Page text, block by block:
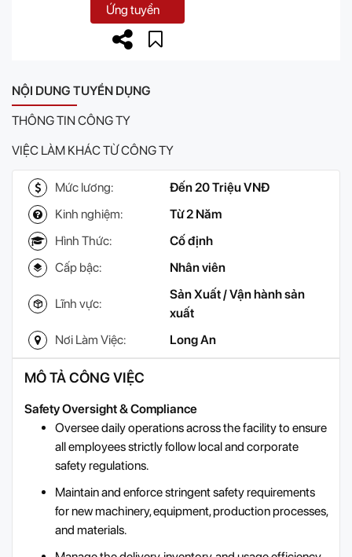
Ứng tuyển
NỘI DUNG TUYỂN DỤNG
THÔNG TIN CÔNG TY
VIỆC LÀM KHÁC TỪ CÔNG TY
Mức lương:
Đến 20 Triệu VNĐ
Kinh nghiệm:
Từ 2 Năm
Hình Thức:
Cố định
Cấp bậc:
Nhân viên
Lĩnh vực:
Sản Xuất / Vận hành sản
xuất
Nơi Làm Việc:
Long An
MÔ TẢ CÔNG VIỆC
Safety Oversight & Compliance
Oversee daily operations across the facility to ensure
all employees strictly follow local and corporate
safety regulations.
Maintain and enforce stringent safety requirements
for new machinery, equipment, production processes,
and materials.